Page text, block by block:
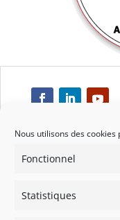
Nous utilisons des
Fonctionnel
Statistiques
Respect
Engagement